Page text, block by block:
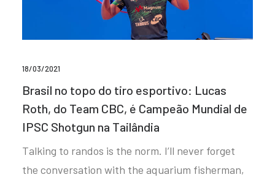
18/03/2021
Brasil no topo do tiro esportivo: Lucas
Roth, do Team CBC, é Campeão Mundial de
IPSC Shotgun na Tailândia
Talking to randos is the norm. I’ll never forget
the conversation with the aquarium fisherman,